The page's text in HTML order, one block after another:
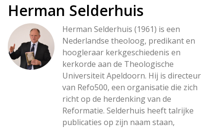
Herman Selderhuis
Herman Selderhuis (1961) is een
Nederlandse theoloog, predikant en
hoogleraar kerkgeschiedenis en
kerkorde aan de Theologische
Universiteit Apeldoorn. Hij is directeur
van Refo500, een organisatie die zich
richt op de herdenking van de
Reformatie. Selderhuis heeft talrijke
publicaties op zijn naam staan,